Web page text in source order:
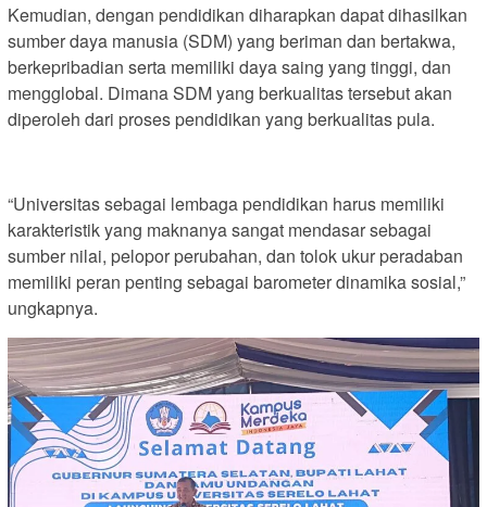
Kemudian, dengan pendidikan diharapkan dapat dihasilkan
sumber daya manusia (SDM) yang beriman dan bertakwa,
berkepribadian serta memiliki daya saing yang tinggi, dan
mengglobal. Dimana SDM yang berkualitas tersebut akan
diperoleh dari proses pendidikan yang berkualitas pula.
“Universitas sebagai lembaga pendidikan harus memiliki
karakteristik yang maknanya sangat mendasar sebagai
sumber nilai, pelopor perubahan, dan tolok ukur peradaban
memiliki peran penting sebagai barometer dinamika sosial,”
ungkapnya.